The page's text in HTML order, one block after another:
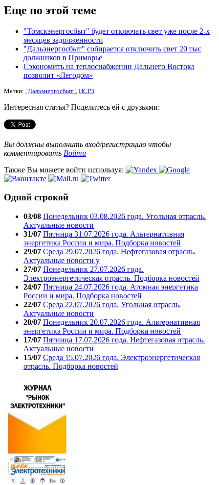
Еще по этой теме
"Томскэнергосбыт" будет отключать свет уже после 2-х
месяцев задолженности
"Дальэнергосбыт" собирается отключить свет 20 тыс
должников в Приморье
Сэкономить на теплоснабжении Дальнего Востока
позволит «Легодом»
Метки: "Дальэнергосбыт" НСРЗ
Интересная статья? Поделитесь ей с друзьями:
Вы должны выполнить вход/регистрацию чтобы
комментировать Войти
Также Вы можете войти используя:
Одной строкой
03/08 Понедельник 03.08.2026 года. Угольная отрасль.
Актуальные новости
31/07 Пятница 31.07.2026 года. Альтернативная
энергетика России и мира. Подборка новостей
29/07 Среда 29.07.2026 года. Нефтегазовая отрасль.
Актуальные новости у
27/07 Понедельник 27.07.2026 года.
Электроэнергетическая отрасль. Подборка новостей
24/07 Пятница 24.07.2026 года. Атомная энергетика
России и мира. Подборка новостей
22/07 Среда 22.07.2026 года. Угольная отрасль.
Актуальные новости
20/07 Понедельник 20.07.2026 года. Альтернативная
энергетика России и мира. Подборка новостей
17/07 Пятница 17.07.2026 года. Нефтегазовая отрасль.
Актуальные новости
15/07 Среда 15.07.2026 года. Электроэнергетическая
отрасль. Подборка новостей